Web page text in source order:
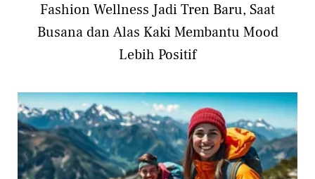
Fashion Wellness Jadi Tren Baru, Saat
Busana dan Alas Kaki Membantu Mood
Lebih Positif